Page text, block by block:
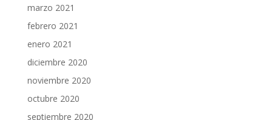
marzo 2021
febrero 2021
enero 2021
diciembre 2020
noviembre 2020
octubre 2020
septiembre 2020